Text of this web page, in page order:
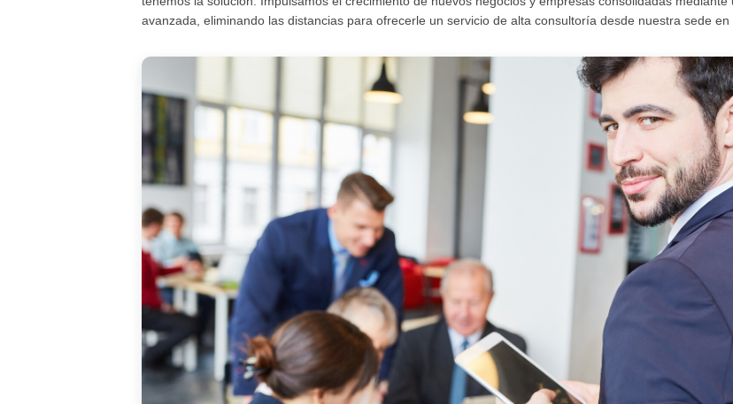
avanzada, eliminando las distancias para ofrecerle un servicio de alta consultoría desde nuestra sede en